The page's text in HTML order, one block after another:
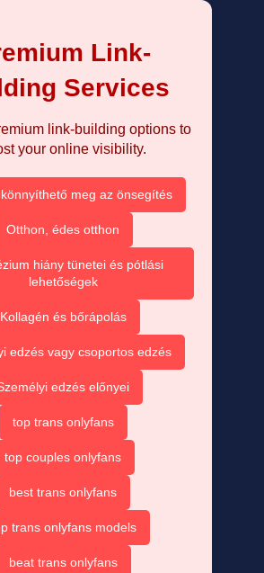
Link-
Services
link-building options to
your online visibility.
meg az önsegítés
Otthon, édes otthon
hiány tünetei és pótlási
lehetőségek
Kollagén és bőrápolás
edzés vagy csoportos edzés
edzés előnyei
top trans onlyfans
top couples onlyfans
best trans onlyfans
trans onlyfans models
beat trans onlyfans